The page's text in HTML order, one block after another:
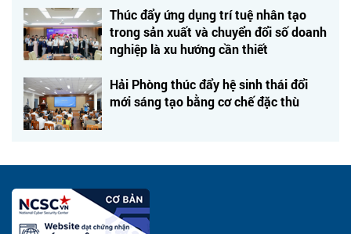
Thúc đẩy ứng dụng trí tuệ nhân tạo
trong sản xuất và chuyển đổi số doanh
nghiệp là xu hướng cần thiết
Hải Phòng thúc đẩy hệ sinh thái đổi
mới sáng tạo bằng cơ chế đặc thù